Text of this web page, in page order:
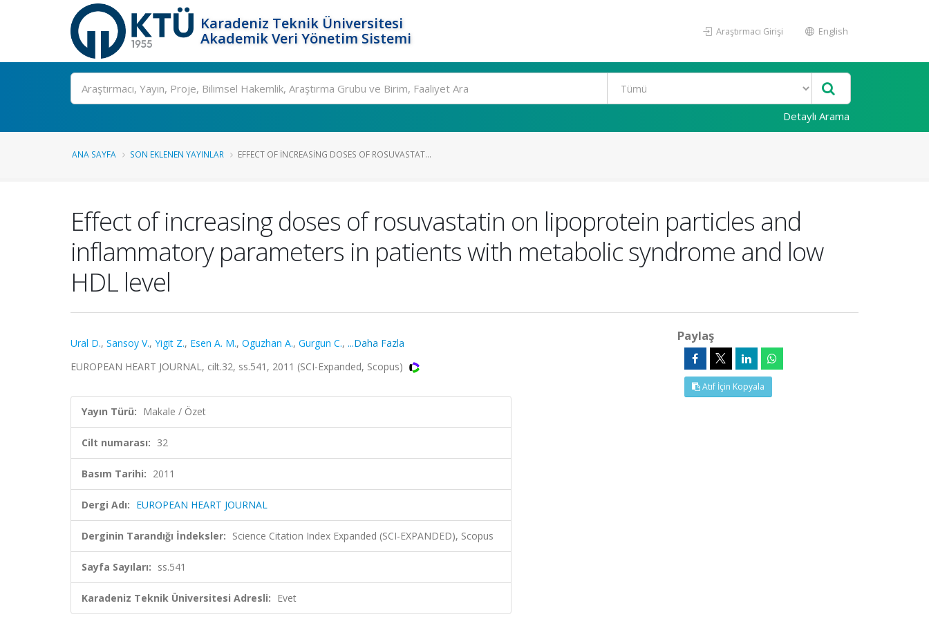
Karadeniz Teknik Üniversitesi
Akademik Veri Yönetim Sistemi
Araştırmacı Girişi English
Ara
Detaylı Arama
ANA SAYFA SON EKLENEN YAYINLAR EFFECT OF INCREASING DOSES OF ROSUVASTAT...
Effect of increasing doses of rosuvastatin on lipoprotein particles and
inflammatory parameters in patients with metabolic syndrome and low
HDL level
Ural D., Sansoy V., Yigit Z., Esen A. M., Oguzhan A., Gurgun C., ...Daha Fazla
EUROPEAN HEART JOURNAL, cilt.32, ss.541, 2011 (SCI-Expanded, Scopus)
Yayın Türü: Makale / Özet
Cilt numarası: 32
Basım Tarihi: 2011
Dergi Adı: EUROPEAN HEART JOURNAL
Derginin Tarandığı İndeksler: Science Citation Index Expanded (SCI-EXPANDED), Scopus
Sayfa Sayıları: ss.541
Karadeniz Teknik Üniversitesi Adresli: Evet
Paylaş
Atıf İçin Kopyala